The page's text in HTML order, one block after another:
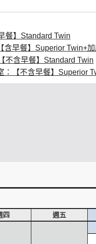
餐】Standard Twin
含早餐】Superior Twin+
不含早餐】Standard Twin
：【不含早餐】Superior
四 週五